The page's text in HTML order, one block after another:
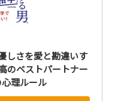
しさを愛と勘違いす
のベストパートナー
理ルール